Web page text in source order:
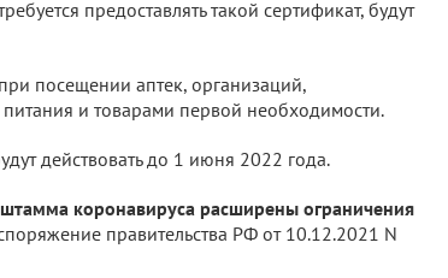
предоставлять такой сертификат, будут
посещении аптек, организаций,
и товарами первой необходимости.
действовать до 1 июня 2022 года.
коронавируса расширены ограничения
правительства РФ от 10.12.2021 N